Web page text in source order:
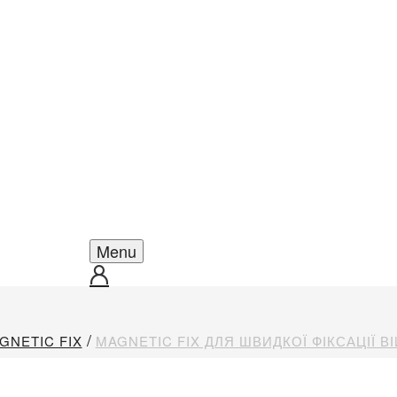
Menu
FIX MAGNETIC FIX ДЛЯ ШВИДКОЇ ФІКСАЦІЇ